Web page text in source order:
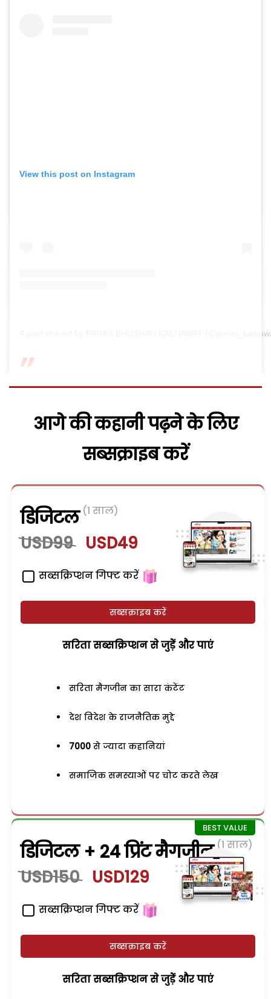
View this post on Instagram
A post shared by PARAS BHUSHAN KALNAWAT
आगे की कहानी पढ़ने के लिए
सब्सक्राइब करें
डिजिटल (1 साल)
USD99 USD49
सब्सक्रिप्शन गिफ्ट करें
सब्सक्राइब करें
सरिता सब्सक्रिप्शन से जुड़ेें और पाएं
सरिता मैगजीन का सारा कंटेंट
देश विदेश के राजनैतिक मुद्दे
7000 से ज्यादा कहानियां
समाजिक समस्याओं पर चोट करते लेख
डिजिटल + 24 प्रिंट मैगजीन (1 साल)
USD150 USD129
सब्सक्रिप्शन गिफ्ट करें
सब्सक्राइब करें
सरिता सब्सक्रिप्शन से जुड़ेें और पाएं